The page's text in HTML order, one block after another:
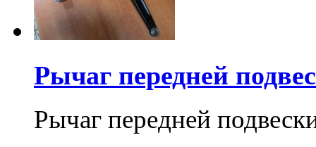
Рычаг передней
Рычаг передней